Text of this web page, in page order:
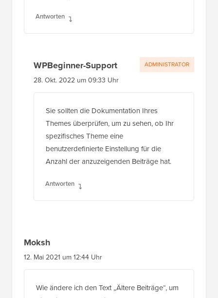
Antworten
WPBeginner-Support
28. Okt. 2022 um 09:33 Uhr
Sie sollten die Dokumentation Ihres
Themes überprüfen, um zu sehen, ob Ihr
spezifisches Theme eine
benutzerdefinierte Einstellung für die
Anzahl der anzuzeigenden Beiträge hat.
Antworten
ADMINISTRATOR
Moksh
12. Mai 2021 um 12:44 Uhr
Wie ändere ich den Text „Ältere Beiträge“, um